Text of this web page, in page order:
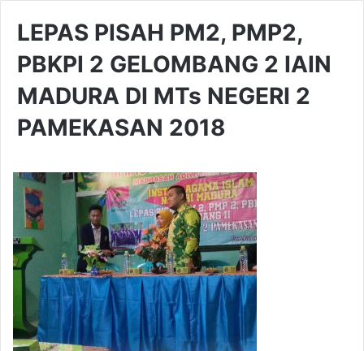
LEPAS PISAH PM2, PMP2,
PBKPI 2 GELOMBANG 2 IAIN
MADURA DI MTs NEGERI 2
PAMEKASAN 2018